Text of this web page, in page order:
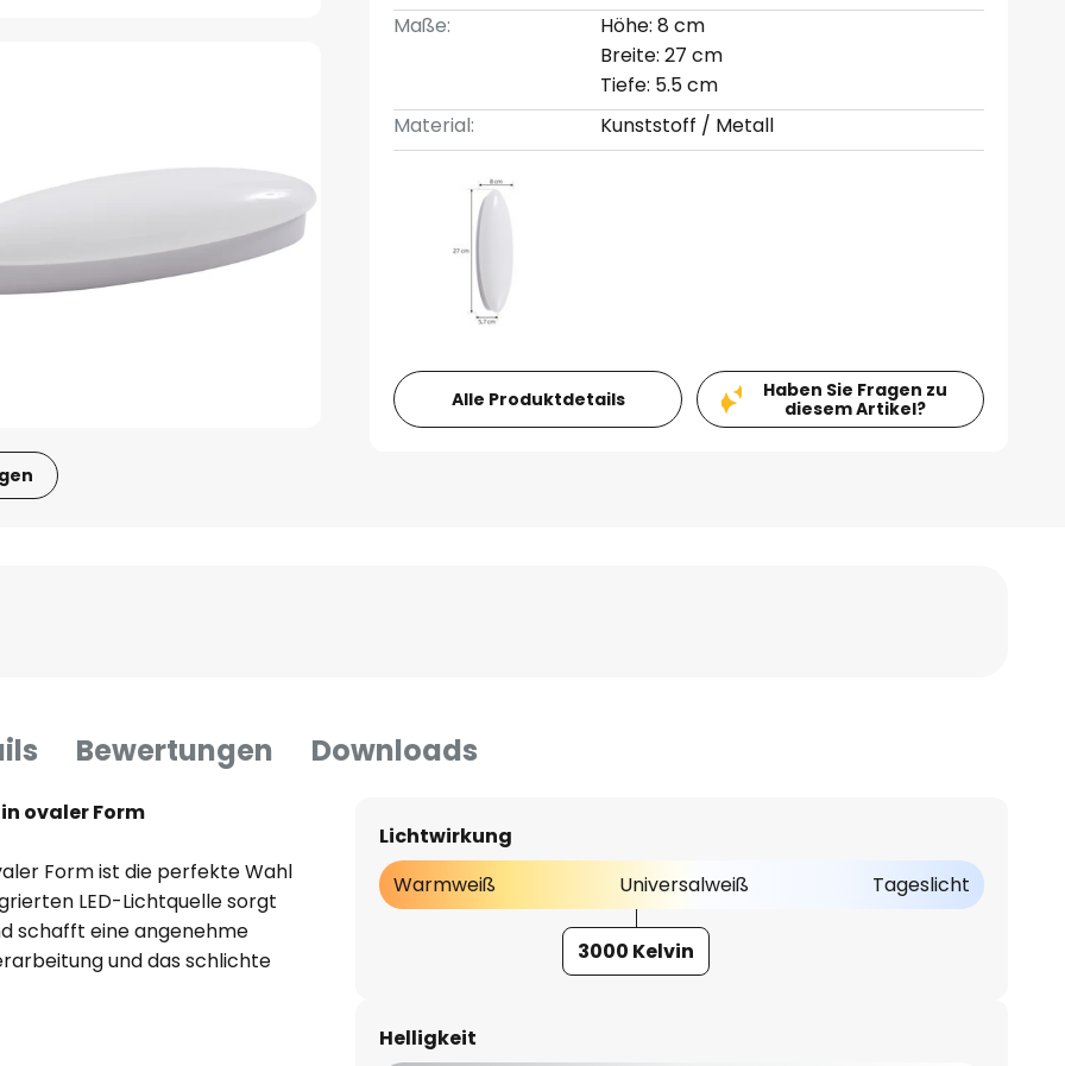
Maße:
Höhe: 8 cm
Breite: 27 cm
Tiefe: 5.5 cm
Material:
Kunststoff / Metall
Alle Produktdetails
Haben Sie Fragen zu
diesem Artikel?
Bewertungen Downloads
ovaler Form
Form ist die perfekte Wahl
LED-Lichtquelle sorgt
schafft eine angenehme
und das schlichte
einem echten Hingucker.
ab.
Lichtwirkung
Warmweiß
Universalweiß Tageslicht
3000 Kelvin
Helligkeit